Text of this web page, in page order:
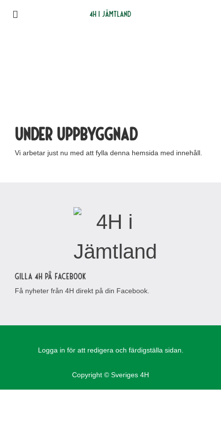
4H i Jämtland
Under uppbyggnad
Vi arbetar just nu med att fylla denna hemsida med innehåll.
Gilla 4H på Facebook
Få nyheter från 4H direkt på din Facebook.
Logga in för att redigera och färdigställa sidan.
Copyright © Sveriges 4H